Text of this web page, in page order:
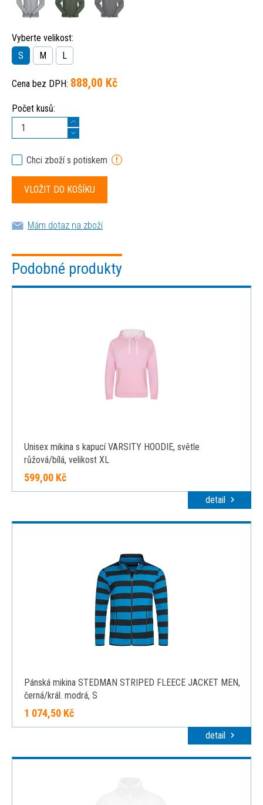
Vyberte velikost:
S
M L
Cena bez DPH: 888,00 Kč
Počet kusů:
Chci zboží s potiskem
Mám dotaz na zboží
Podobné produkty
Unisex mikina s kapucí VARSITY HOODIE, světle
růžová/bílá, velikost XL
599,00 Kč
detail
Pánská mikina STEDMAN STRIPED FLEECE JACKET MEN,
černá/král. modrá, S
1 074,50 Kč
detail